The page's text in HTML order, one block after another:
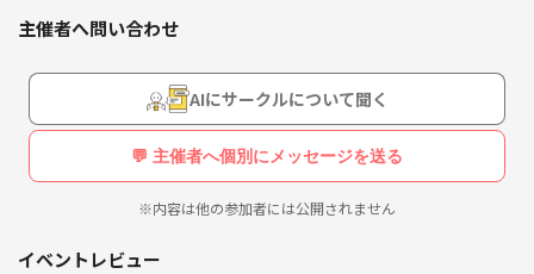
※女性主催です。
※30代〜40代くらいの方、推奨です。
主催者へ問い合わせ
AIにサークルについて聞く
💬 主催者へ個別にメッセージを送る
※内容は他の参加者には公開されません
イベントレビュー